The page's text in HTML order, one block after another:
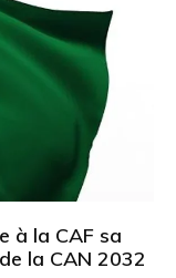
à la CAF sa
la CAN 2032